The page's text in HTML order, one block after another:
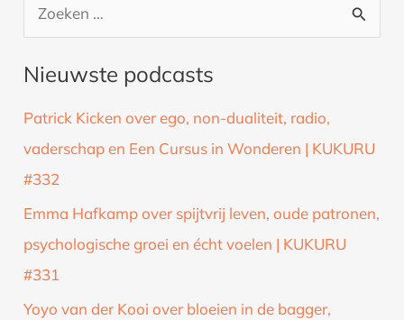
e
k
a
Nieuwste podcasts
Patrick Kicken over ego, non-dualiteit, radio,
vaderschap en Een Cursus in Wonderen | KUKURU
#332
Emma Hafkamp over spijtvrij leven, oude patronen,
psychologische groei en écht voelen | KUKURU
#331
Yoyo van der Kooi over bloeien in de bagger,